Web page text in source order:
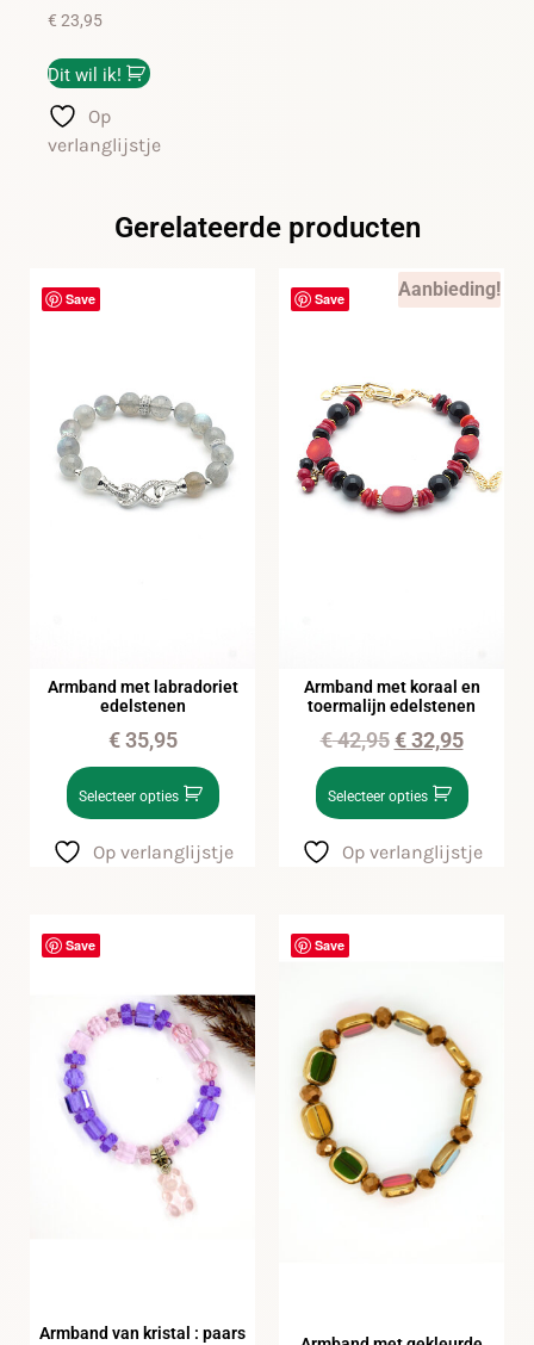
€ 23,95
Dit wil ik!
Op
verlanglijstje
Gerelateerde producten
Save
Armband met labradoriet
edelstenen
€35,95
Selecteer opties
Op verlanglijstje
Save Aanbieding!
Armband met koraal en
toermalijn edelstenen
€42,95 €32,95
Selecteer opties
Op verlanglijstje
Save
Armband van kristal : paars
Save